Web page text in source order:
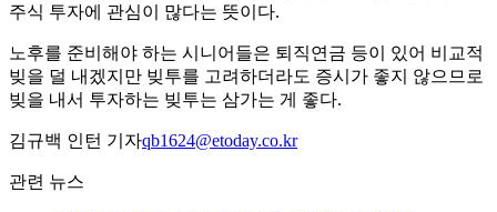
주식 투자에 관심이 많다는 뜻이다.
노후를 준비해야 하는 시니어들은 퇴직연금 등이 있어 비교적
빚을 덜 내겠지만 빚투를 고려하더라도 증시가 좋지 않으므로
빚을 내서 투자하는 빚투는 삼가는 게 좋다.
김규백 인턴 기자qb1624@etoday.co.kr
관련 뉴스